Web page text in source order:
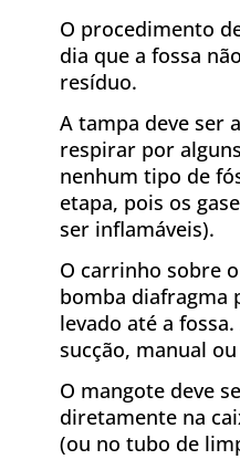
O procedimento
dia que a fossa
resíduo.
A tampa deve ser
respirar por
nenhum tipo de
etapa, pois os
ser inflamáveis).
O carrinho sobre
bomba diafragma
levado até a
sucção, manual
O mangote deve
diretamente na
(ou no tubo de